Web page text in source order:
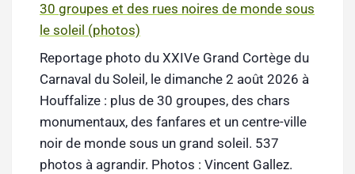
30 groupes et des rues noires de monde sous
le soleil (photos)
Reportage photo du XXIVe Grand Cortège du
Carnaval du Soleil, le dimanche 2 août 2026 à
Houffalize : plus de 30 groupes, des chars
monumentaux, des fanfares et un centre-ville
noir de monde sous un grand soleil. 537
photos à agrandir. Photos : Vincent Gallez.